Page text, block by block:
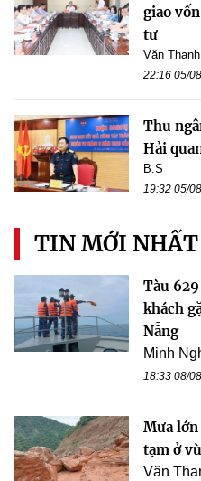
giao
tư
Văn Thanh
22:16 05/
Thu
Hải
B.S
19:32 05/
TIN MỚI NHẤT
Tàu
khách
Nẵng
Minh
18:33 08/
Mưa
tạm ở
Văn